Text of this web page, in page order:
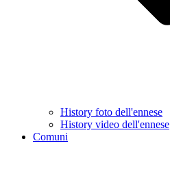
History foto dell'ennese
History video dell'ennese
Comuni